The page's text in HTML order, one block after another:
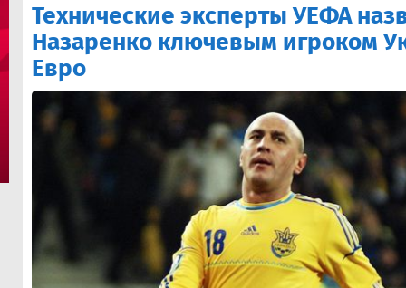
Технические эксперты УЕФА
Назаренко ключевым игроком
Евро